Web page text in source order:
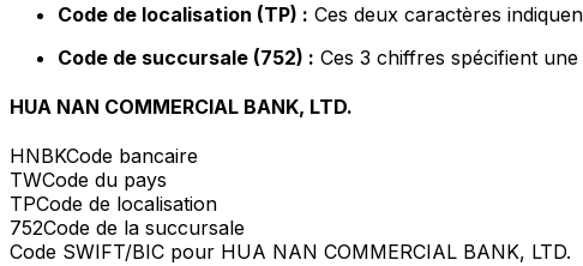
Code de localisation (TP) : Ces deux caractères
Code de succursale (752) : Ces 3 chiffres spécifient
HUA NAN COMMERCIAL BANK, LTD.
HNBKCode bancaire
TWCode du pays
TPCode de localisation
752Code de la succursale
Code SWIFT/BIC pour HUA NAN COMMERCIAL BANK, LTD.